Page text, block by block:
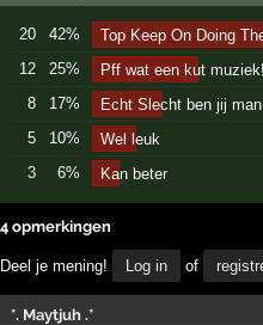
20 42%
Top Keep On Doing
12
25%
Pff wat een kut
8
17%
Echt Slecht ben jij man
5
10%
Wel leuk
3
6% Kan beter
4 opmerkingen
Deel je mening! Log in of
*. Maytjuh .*